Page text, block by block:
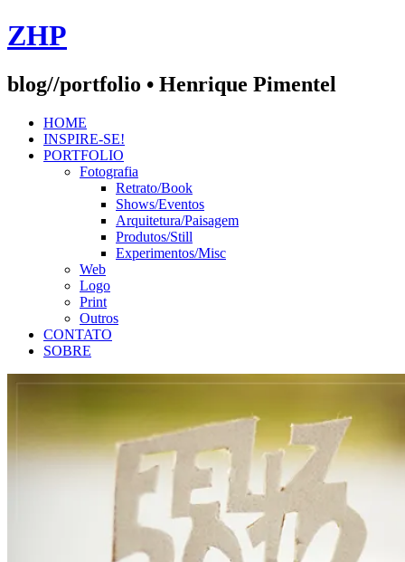
Skip
to
ZHP
blog//portfolio • Henrique Pimentel
HOME
INSPIRE-SE!
PORTFOLIO
Fotografia
Retrato/Book
Shows/Eventos
Arquitetura/Paisagem
Produtos/Still
Experimentos/Misc
Web
Logo
Print
Outros
CONTATO
SOBRE